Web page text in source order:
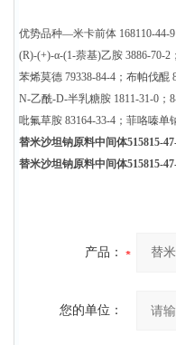
优势品种—米卡前体 168110-44-
(R)-(+)-α-(1-萘基)乙胺 3886-70-2
苯烯莫德 79338-84-4；布帕伐醌
N-乙酰-D-半乳糖胺 1811-31-0；
吡氟草胺 83164-33-4；菲咯嗪单
替米沙坦钠原料中间体515815-
替米沙坦钠原料中间体515815-
产品：
您的单位：